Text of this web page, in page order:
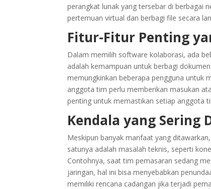
perangkat lunak yang tersebar di berbagai
pertemuan virtual dan berbagi file secara
Fitur-Fitur Penting
Dalam memilih software kolaborasi, ada
adalah kemampuan untuk berbagi
memungkinkan beberapa pengguna untuk
anggota tim perlu memberikan masukan
penting untuk memastikan setiap anggota
Kendala yang Sering
Meskipun banyak manfaat yang
satunya adalah masalah teknis, seperti
Contohnya, saat tim pemasaran sedang
jaringan, hal ini bisa menyebabkan
memiliki rencana cadangan jika terjadi